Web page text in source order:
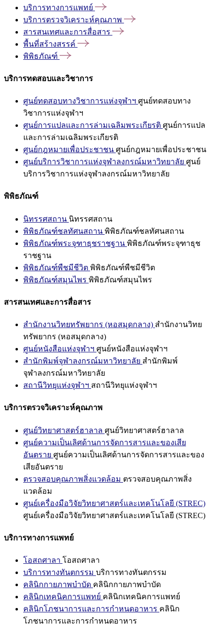
บริการทางการแพทย์
บริการตรวจวิเคราะห์คุณภาพ
สารสนเทศและการสื่อสาร
พื้นที่สร้างสรรค์
พิพิธภัณฑ์
บริการทดสอบและวิชาการ
ศูนย์ทดสอบทางวิชาการแห่งจุฬาฯ ศูนย์ทดสอบทาง
วิชาการแห่งจุฬาฯ
ศูนย์การแปลและการล่ามเฉลิมพระเกียรติ ศูนย์การแปล
และการล่ามเฉลิมพระเกียรติ
ศูนย์กฎหมายเพื่อประชาชน ศูนย์กฎหมายเพื่อประชาชน
ศูนย์บริการวิชาการแห่งจุฬาลงกรณ์มหาวิทยาลัย ศูนย์
บริการวิชาการแห่งจุฬาลงกรณ์มหาวิทยาลัย
พิพิธภัณฑ์
นิทรรศสถาน นิทรรศสถาน
พิพิธภัณฑ์ชลทัศนสถาน พิพิธภัณฑ์ชลทัศนสถาน
พิพิธภัณฑ์พระจุฑาธุชราชฐาน พิพิธภัณฑ์พระจุฑาธุช
ราชฐาน
พิพิธภัณฑ์พืชมีชีวิต พิพิธภัณฑ์พืชมีชีวิต
พิพิธภัณฑ์สมุนไพร พิพิธภัณฑ์สมุนไพร
สารสนเทศและการสื่อสาร
สำนักงานวิทยทรัพยากร (หอสมุดกลาง) สำนักงานวิทย
ทรัพยากร (หอสมุดกลาง)
ศูนย์หนังสือแห่งจุฬาฯ ศูนย์หนังสือแห่งจุฬาฯ
สำนักพิมพ์จุฬาลงกรณ์มหาวิทยาลัย สำนักพิมพ์
จุฬาลงกรณ์มหาวิทยาลัย
สถานีวิทยุแห่งจุฬาฯ สถานีวิทยุแห่งจุฬาฯ
บริการตรวจวิเคราะห์คุณภาพ
ศูนย์วิทยาศาสตร์ฮาลาล ศูนย์วิทยาศาสตร์ฮาลาล
ศูนย์ความเป็นเลิศด้านการจัดการสารและของเสีย
อันตราย ศูนย์ความเป็นเลิศด้านการจัดการสารและของ
เสียอันตราย
ตรวจสอบคุณภาพสิ่งแวดล้อม ตรวจสอบคุณภาพสิ่ง
แวดล้อม
ศูนย์เครื่องมือวิจัยวิทยาศาสตร์และเทคโนโลยี (STREC)
ศูนย์เครื่องมือวิจัยวิทยาศาสตร์และเทคโนโลยี (STREC)
บริการทางการแพทย์
โอสถศาลา โอสถศาลา
บริการทางทันตกรรม บริการทางทันตกรรม
คลินิกกายภาพบำบัด คลินิกกายภาพบำบัด
คลินิกเทคนิคการแพทย์ คลินิกเทคนิคการแพทย์
คลินิกโภชนาการและการกำหนดอาหาร คลินิก
โภชนาการและการกำหนดอาหาร